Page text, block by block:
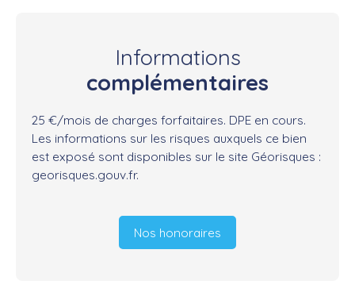
Informations
complémentaires
25 €/mois de charges forfaitaires. DPE en cours.
Les informations sur les risques auxquels ce bien
est exposé sont disponibles sur le site Géorisques :
georisques.gouv.fr.
Nos honoraires